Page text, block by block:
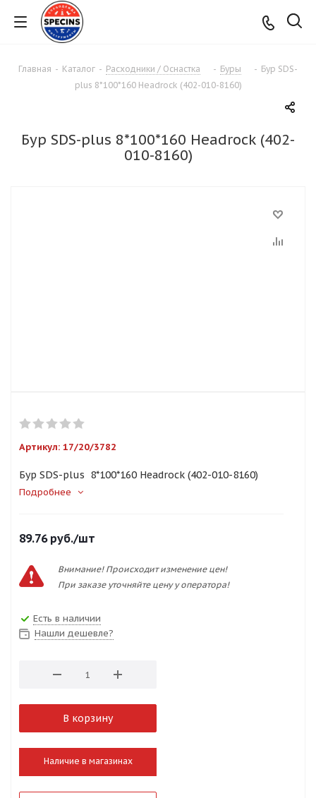
Главная - Каталог - Расходники / Оснастка - Буры - Бур SDS-
plus 8*100*160 Headrock (402-010-8160)
Бур SDS-plus 8*100*160 Headrock (402-
010-8160)
Артикул: 17/20/3782
Бур SDS-plus 8*100*160 Headrock (402-010-8160)
Подробнее
89.76руб./шт
Внимание! Происходит изменение цен!
При заказе уточняйте цену у оператора!
Есть в наличии
Нашли дешевле?
В корзину
Наличие в магазинах